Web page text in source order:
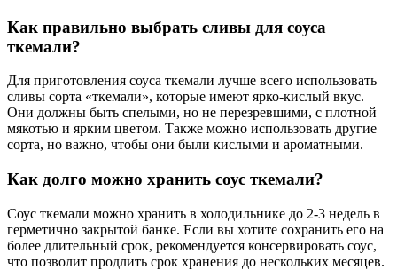
Как правильно выбрать сливы для соуса
ткемали?
Для приготовления соуса ткемали лучше всего использовать
сливы сорта «ткемали», которые имеют ярко-кислый вкус.
Они должны быть спелыми, но не перезревшими, с плотной
мякотью и ярким цветом. Также можно использовать другие
сорта, но важно, чтобы они были кислыми и ароматными.
Как долго можно хранить соус ткемали?
Соус ткемали можно хранить в холодильнике до 2-3 недель в
герметично закрытой банке. Если вы хотите сохранить его на
более длительный срок, рекомендуется консервировать соус,
что позволит продлить срок хранения до нескольких месяцев.